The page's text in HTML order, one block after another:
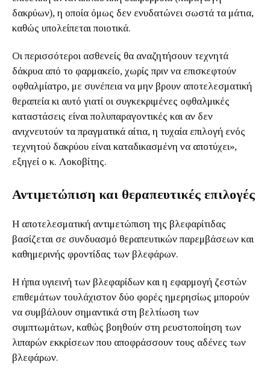
δακρύων), η οποία όμως δεν ενυδατώνει σωστά τα μάτια,
καθώς υπολείπεται ποιοτικά.
Οι περισσότεροι ασθενείς θα αναζητήσουν τεχνητά
δάκρυα από το φαρμακείο, χωρίς πριν να επισκεφτούν
οφθαλμίατρο, με συνέπεια να μην βρουν αποτελεσματική
θεραπεία κι αυτό γιατί οι συγκεκριμένες οφθαλμικές
καταστάσεις είναι πολυπαραγοντικές και αν δεν
ανιχνευτούν τα πραγματικά αίτια, η τυχαία επιλογή ενός
τεχνητού δακρύου είναι καταδικασμένη να αποτύχει»,
εξηγεί ο κ. Λοκοβίτης.
Αντιμετώπιση και θεραπευτικές επιλογές
Η αποτελεσματική αντιμετώπιση της βλεφαρίτιδας
βασίζεται σε συνδυασμό θεραπευτικών παρεμβάσεων και
καθημερινής φροντίδας των βλεφάρων.
Η ήπια υγιεινή των βλεφαρίδων και η εφαρμογή ζεστών
επιθεμάτων τουλάχιστον δύο φορές ημερησίως μπορούν
να συμβάλουν σημαντικά στη βελτίωση των
συμπτωμάτων, καθώς βοηθούν στη ρευστοποίηση των
λιπαρών εκκρίσεων που αποφράσσουν τους αδένες των
βλεφάρων.